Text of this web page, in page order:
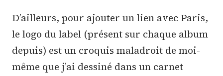
D’ailleurs, pour ajouter un lien avec Paris,
le logo du label (présent sur chaque album
depuis) est un croquis maladroit de moi-
même que j’ai dessiné dans un carnet